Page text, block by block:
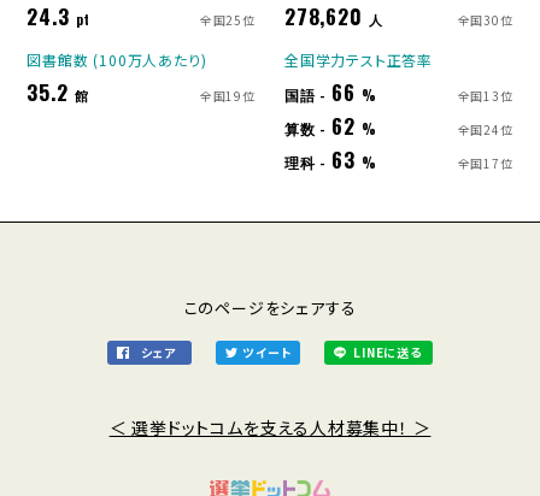
24.3 pt 全国25位 278,620 人 全国30位
図書館数 (100万人あたり)
35.2 館 全国19位
全国学力テスト正答率
国語 - 66 % 全国13位
算数 - 62 % 全国24位
理科 - 63 % 全国17位
このページをシェアする
シェア ツイート LINEに送る
＜ 選挙ドットコムを支える人材募集中！ ＞